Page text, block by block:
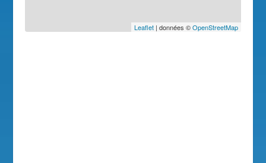
Leaflet| données ©OpenStreetMap